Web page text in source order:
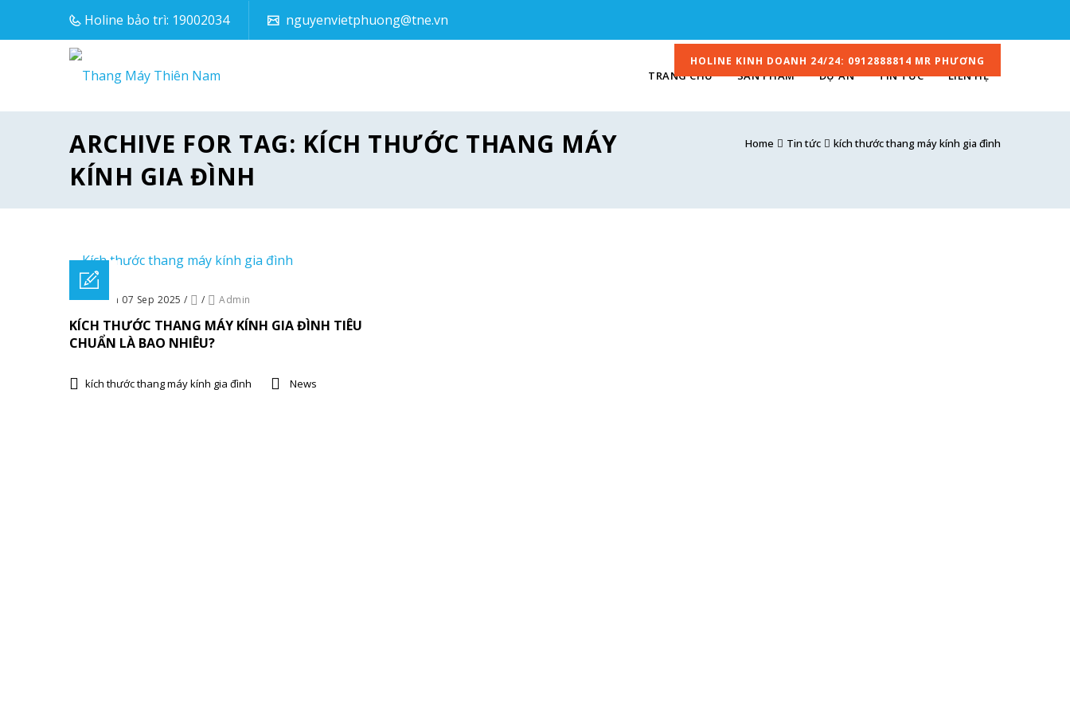
Holine bảo trì: 19002034 nguyenvietphuong@tne.vn
HOLINE KINH DOANH 24/24: 0912888814 MR PHƯƠNG
TRANG CHỦ SẢN PHẨM DỰ ÁN TIN TỨC LIÊN HỆ
ARCHIVE FOR TAG: KÍCH THƯỚC THANG MÁY
KÍNH GIA ĐÌNH
Home Tin tức kích thước thang máy kính gia đình
Posted on 07 Sep 2025 / / Admin
KÍCH THƯỚC THANG MÁY KÍNH GIA ĐÌNH TIÊU
CHUẨN LÀ BAO NHIÊU?
kích thước thang máy kính gia đình News